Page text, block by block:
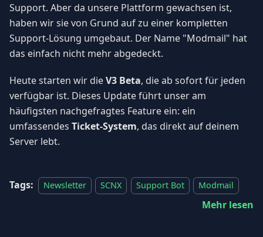
Support. Aber da unsere Plattform gewachsen ist,
haben wir sie von Grund auf zu einer kompletten
Support-Lösung umgebaut. Der Name "Modmail" hat
das einfach nicht mehr abgedeckt.
Heute starten wir dieV3 Beta, die ab sofort für jeden
verfügbar ist. Dieses Update führt unser am
häufigsten nachgefragtes Feature ein: ein
umfassendes Ticket-System, das direkt auf deinem
Server lebt.
Tags: Newsletter SCNX Support Bot Modmail
Mehr lesen